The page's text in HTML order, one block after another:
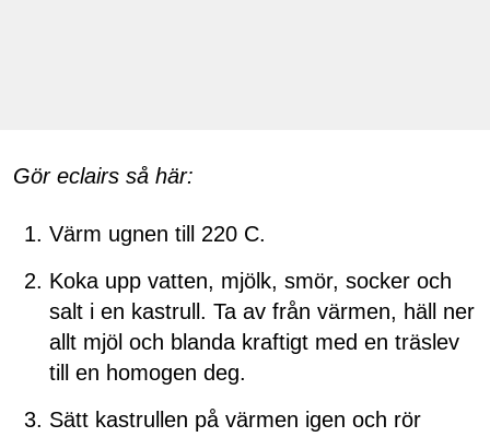
Gör eclairs så här:
Värm ugnen till 220 C.
Koka upp vatten, mjölk, smör, socker och
salt i en kastrull. Ta av från värmen, häll ner
allt mjöl och blanda kraftigt med en träslev
till en homogen deg.
Sätt kastrullen på värmen igen och rör